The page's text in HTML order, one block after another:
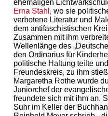
ehemaligen
Erna Stahl , wo sie
verbotene Literatur und
dem antifaschistischen
Zusammen mit ihm
Wellenlänge des
den Ordinarius für
politische Haltung teilte
Freundeskreis, zu ihm
Margaretha Rothe wurde
Juniorchef der
freundete sich mit ihm an.
Suhr im Keller der